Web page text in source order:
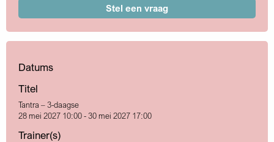
Stel een vraag
Datums
Titel
Tantra – 3-daagse
28 mei 2027 10:00 - 30 mei 2027 17:00
Trainer(s)